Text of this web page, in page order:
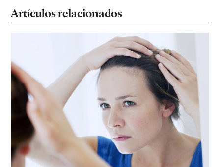
Artículos relacionados